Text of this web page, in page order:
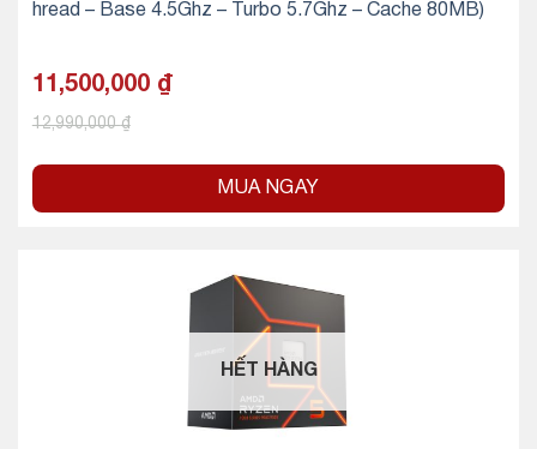
hread – Base 4.5Ghz – Turbo 5.7Ghz – Cache 80MB)
11,500,000 ₫
12,990,000₫
MUA NGAY
HẾT HÀNG